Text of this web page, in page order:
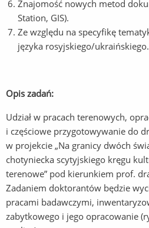
Znajomość nowych metod
Station, GIS).
Ze względu na specyfikę
języka rosyjskiego/ukraińskiego.
Opis zadań:
Udział w pracach terenowych,
i częściowe przygotowywanie do
w projekcie „Na granicy dwóch
chotyniecka scytyjskiego kręgu
terenowe” pod kierunkiem prof.
Zadaniem doktorantów będzie
pracami badawczymi,
zabytkowego i jego opracowanie